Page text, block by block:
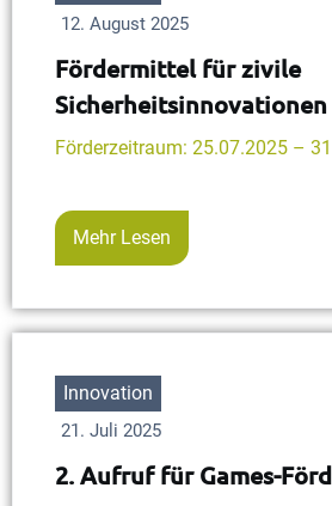
12. August 2025
Fördermittel für zivile
Sicherheitsinnovationen
Förderzeitraum: 25.07.2025 –
Mehr Lesen
Innovation
21. Juli 2025
2. Aufruf für Games-